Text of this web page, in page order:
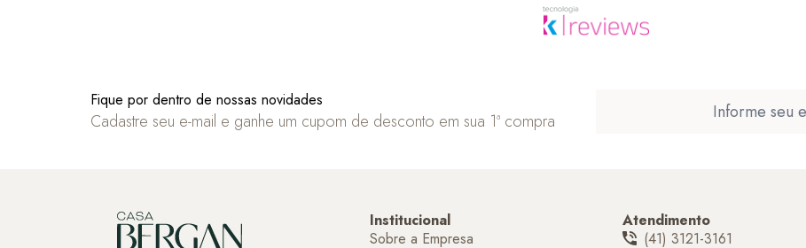
Fique por dentro de nossas novidades
Cadastre seu e-mail e ganhe um cupom de desconto em sua 1ª compra
Institucional
Sobre a Empresa
Atendimento
(41) 3121-3161